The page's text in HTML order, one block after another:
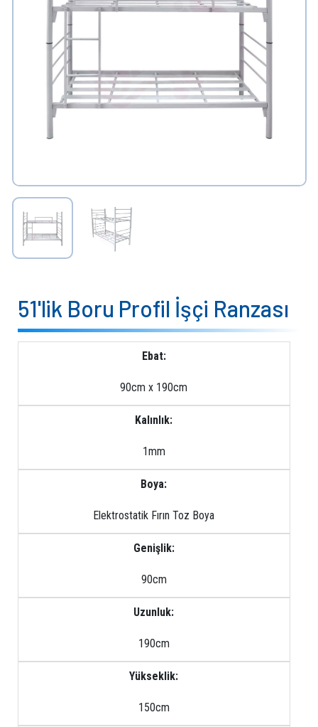
51'lik Boru Profil İşçi Ranzası
Ebat:
90cm x 190cm
Kalınlık:
1mm
Boya:
Elektrostatik Fırın Toz Boya
Genişlik:
90cm
Uzunluk:
190cm
Yükseklik:
150cm